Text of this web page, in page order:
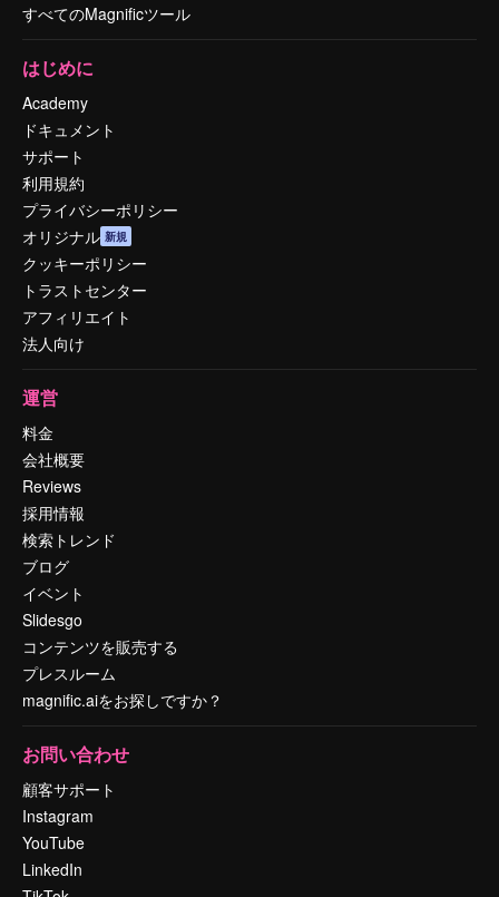
すべてのMagnificツール
はじめに
Academy
ドキュメント
サポート
利用規約
プライバシーポリシー
オリジナル 新規
クッキーポリシー
トラストセンター
アフィリエイト
法人向け
運営
料金
会社概要
Reviews
採用情報
検索トレンド
ブログ
イベント
Slidesgo
コンテンツを販売する
プレスルーム
magnific.aiをお探しですか？
お問い合わせ
顧客サポート
Instagram
YouTube
LinkedIn